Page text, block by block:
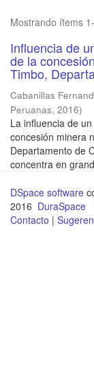
Mostrando ítems
Influencia de
de la
Timbo,
Cabanillas
Peruanas, 2016)
La influencia de
concesión minera
Departamento de
concentra en
DSpace software
2016 DuraSpace
Contacto |